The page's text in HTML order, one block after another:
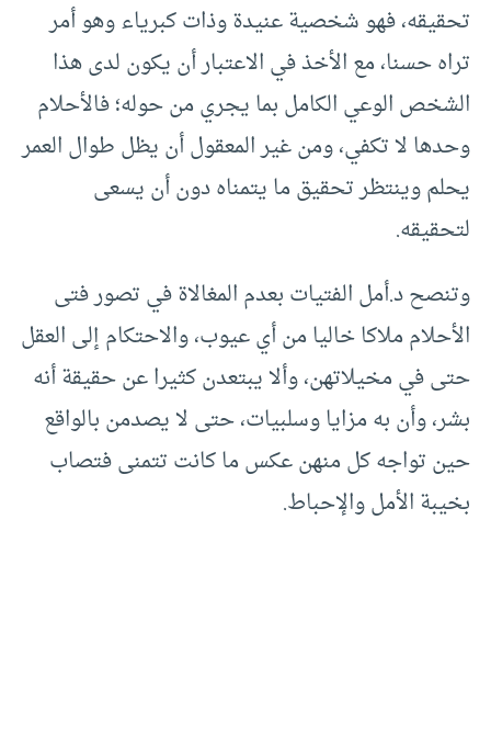
تحقيقه، فهو شخصية عنيدة وذات كبرياء وهو أمر
تراه حسنا، مع الأخذ في الاعتبار أن يكون لدى هذا
الشخص الوعي الكامل بما يجري من حوله؛ فالأحلام
وحدها لا تكفي، ومن غير المعقول أن يظل طوال العمر
يحلم وينتظر تحقيق ما يتمناه دون أن يسعى
لتحقيقه.
وتنصح د.أمل الفتيات بعدم المغالاة في تصور فتى
الأحلام ملاكا خاليا من أي عيوب، والاحتكام إلى العقل
حتى في مخيلاتهن، وألا يبتعدن كثيرا عن حقيقة أنه
بشر، وأن به مزايا وسلبيات، حتى لا يصدمن بالواقع
حين تواجه كل منهن عكس ما كانت تتمنى فتصاب
بخيبة الأمل والإحباط.